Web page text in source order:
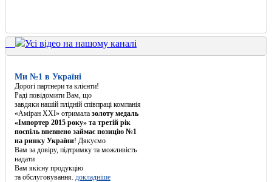
Усі відео на нашому каналі
Ми №1 в Україні
Дорогі партнери та клієнти!
Раді повідомити Вам, що
завдяки нашій плідній співпраці компанія
«Аміран XXI» отримала золоту медаль
«Імпортер 2015 року» та третій рік
поспіль впевнено займає позицію №1
на ринку України! Дякуємо
Вам за довіру, підтримку та можливість
надати
Вам якісну продукцію
та обслуговування. докладніше